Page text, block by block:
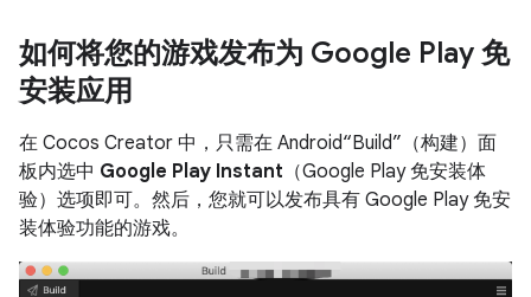
如何将您的游戏发布为 Google Play 免
安装应用
在 Cocos Creator 中，只需在 Android“Build”（构建）面
板内选中 Google Play Instant （Google Play 免安装体
验）选项即可。然后，您就可以发布具有 Google Play 免安
装体验功能的游戏。